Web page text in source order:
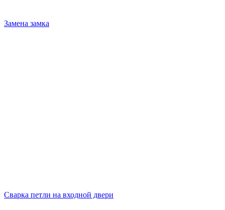
Замена замка
Сварка петли на входной двери